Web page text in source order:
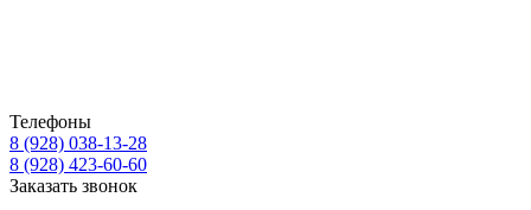
Телефоны
8 (928) 038-13-28
8 (928) 423-60-60
Заказать звонок